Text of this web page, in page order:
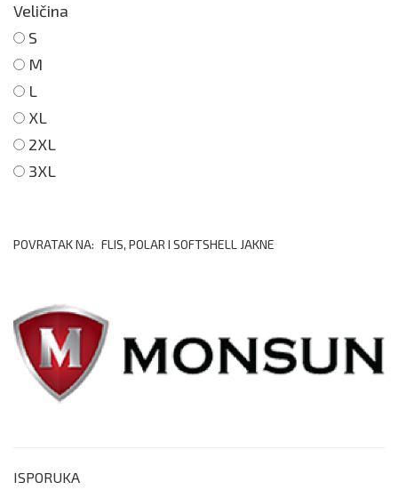
Veličina
S
M
L
XL
2XL
3XL
POVRATAK NA: FLIS, POLAR I SOFTSHELL JAKNE
ISPORUKA